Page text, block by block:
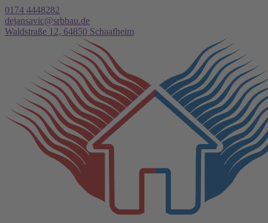
0174 4448282
dejansavic@srbbau.de
Waldstraße 12, 64850 Schaafheim